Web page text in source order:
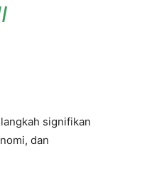
signifikan
dan